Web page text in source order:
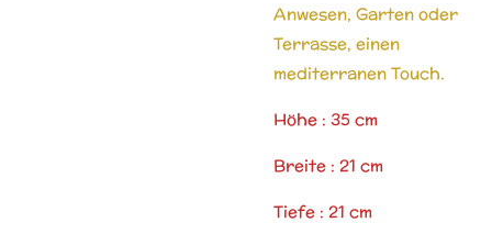
Anwesen, Garten oder
Terrasse, einen
mediterranen Touch.
Höhe : 35 cm
Breite : 21 cm
Tiefe : 21 cm